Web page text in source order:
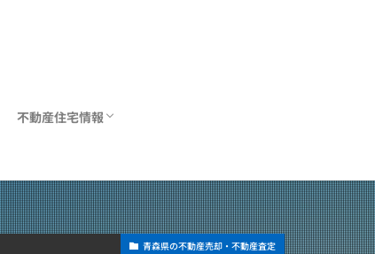
不動産住宅情報
青森県の不動産売却・不動産査定